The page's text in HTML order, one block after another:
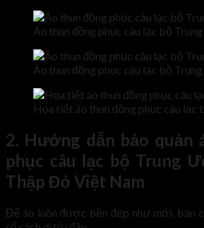
Áo thun đồng phục câu lạc bộ
Áo thun đồng phục câu lạc bộ
Họa tiết áo thun đồng phục câu
2. Hướng dẫn bảo quản
phục câu lạc bộ Trung
Thập Đỏ Việt Nam
Để áo luôn được bền đẹp như mới, bạn